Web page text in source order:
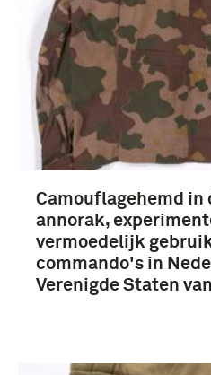
Verenigde Staten van
Nederland (39)
Amerika (16)
Europa (4)
Meer
Camouflagehemd in
annorak,
vermoedelijk
commando's in
Verenigde Staten